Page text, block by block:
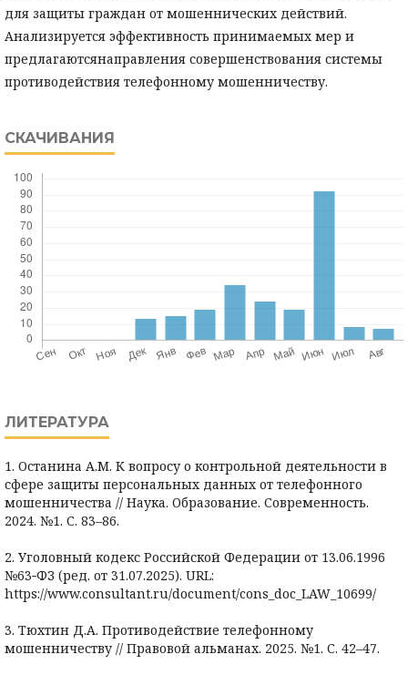
для защиты граждан от мошеннических действий.
Анализируется эффективность принимаемых мер и
предлагаютсянаправления совершенствования системы
противодействия телефонному мошенничеству.
СКАЧИВАНИЯ
ЛИТЕРАТУРА
1. Останина А.М. К вопросу о контрольной деятельности в
сфере защиты персональных данных от телефонного
мошенничества // Наука. Образование. Современность.
2024. №1. С. 83–86.
2. Уголовный кодекс Российской Федерации от 13.06.1996
№63‑ФЗ (ред. от 31.07.2025). URL:
https://www.consultant.ru/document/cons_doc_LAW_10699/
3. Тюхтин Д.А. Противодействие телефонному
мошенничеству // Правовой альманах. 2025. №1. С. 42–47.